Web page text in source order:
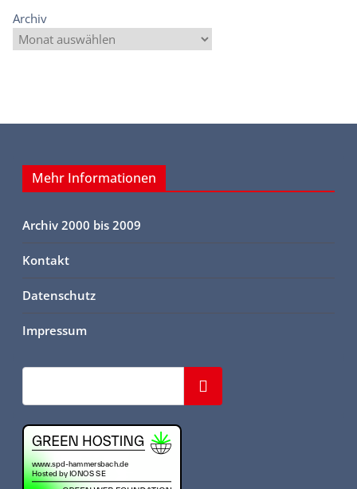
Archiv
Mehr Informationen
Archiv 2000 bis 2009
Kontakt
Datenschutz
Impressum
Suchen